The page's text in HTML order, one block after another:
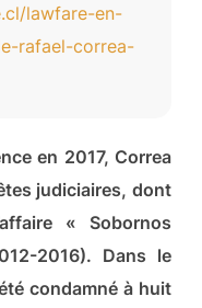
lawfare-en-
rafael-correa-
en 2017, Correa
judiciaires, dont
« Sobornos
2016). Dans le
condamné à huit